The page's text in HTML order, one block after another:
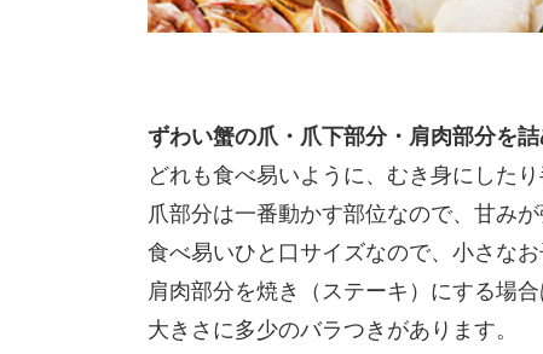
ずわい蟹の爪・爪下部分・肩肉部分を詰
どれも食べ易いように、むき身にした
爪部分は一番動かす部位なので、甘み
食べ易いひと口サイズなので、小さなお
肩肉部分を焼き（ステーキ）にする場
大きさに多少のバラつきがあります。